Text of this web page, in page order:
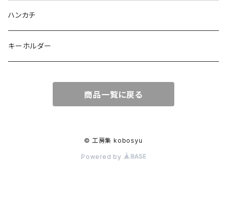
ハンカチ
キーホルダー
商品一覧に戻る
© 工房集 kobosyu
Powered by